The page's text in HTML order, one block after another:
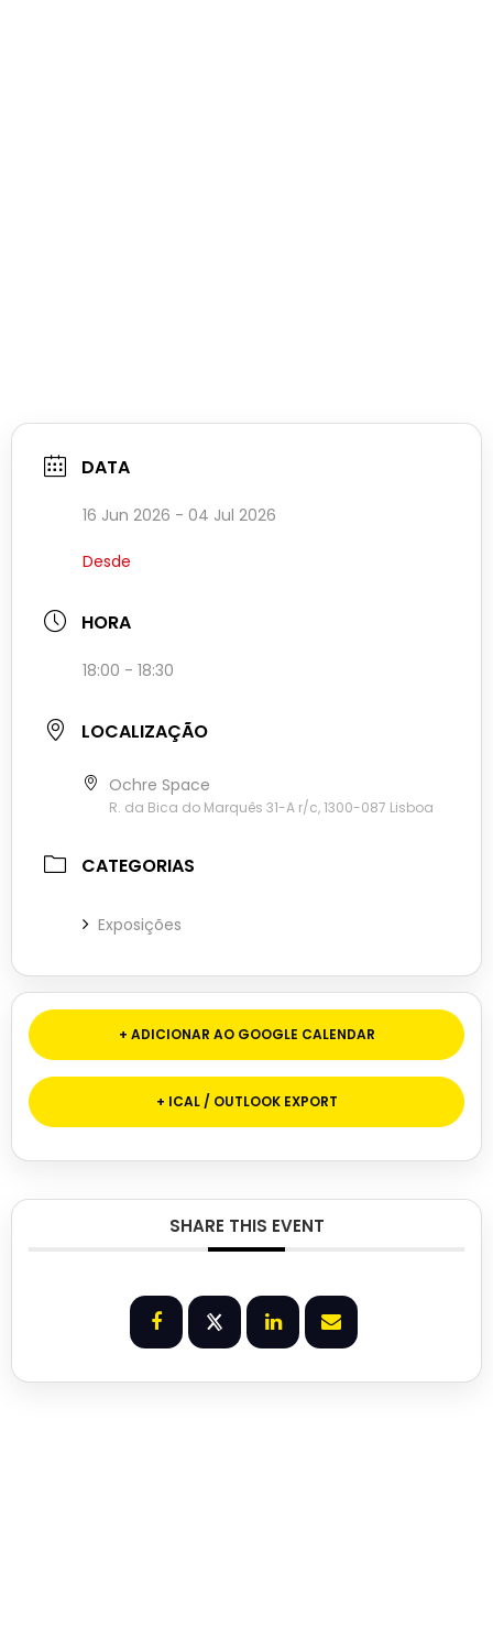
DATA
16 Jun 2026 - 04 Jul 2026
Desde
HORA
18:00 - 18:30
LOCALIZAÇÃO
Ochre Space
R. da Bica do Marquês 31-A r/c, 1300-087 Lisboa
CATEGORIAS
Exposições
+ ADICIONAR AO GOOGLE CALENDAR
+ ICAL / OUTLOOK EXPORT
SHARE THIS EVENT